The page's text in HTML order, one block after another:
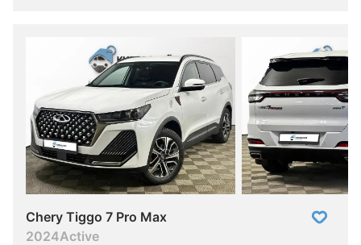
Chery Tiggo 7 Pro Max
2024Active